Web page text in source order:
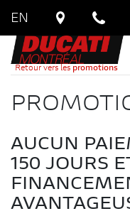
EN
Retour vers les promotions
AUCUN
150 JOURS